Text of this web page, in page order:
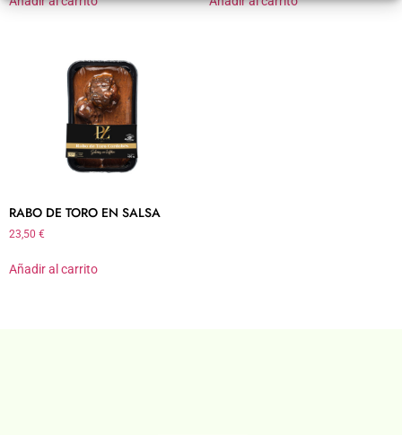
RABO DE TORO EN SALSA
23,50 €
Añadir al carrito